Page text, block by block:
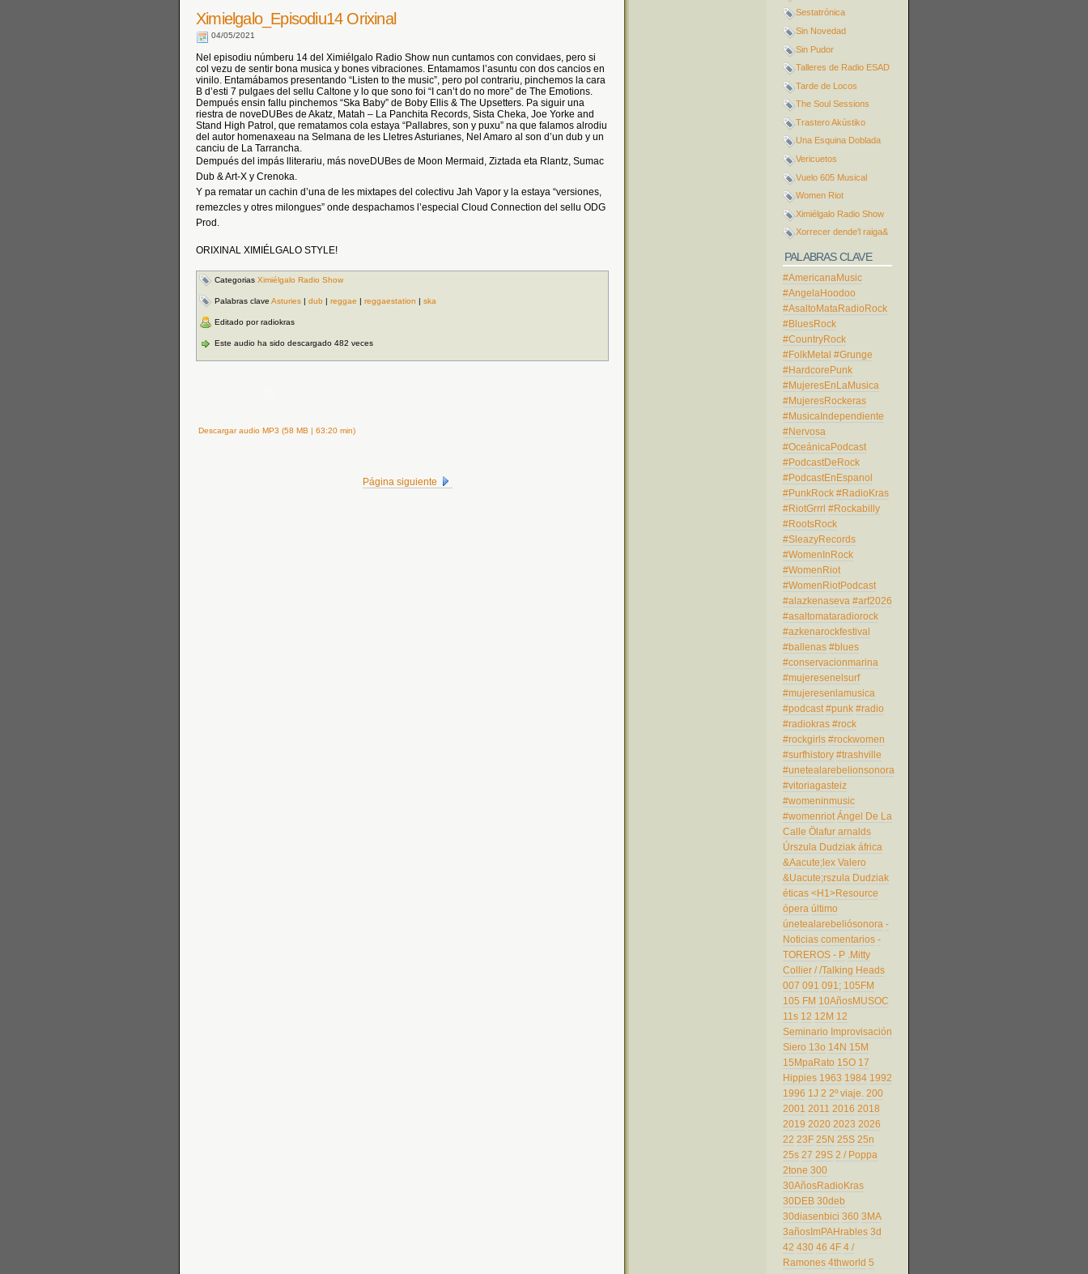
Ximielgalo_Episodiu14 Orixinal
04/05/2021
Nel episodiu númberu 14 del Ximiélgalo Radio Show nun cuntamos con convidaes, pero si
col vezu de sentir bona musica y bones vibraciones. Entamamos l’asuntu con dos cancios en
vinilo. Entamábamos presentando “Listen to the music”, pero pol contrariu, pinchemos la cara
B d’esti 7 pulgaes del sellu Caltone y lo que sono foi “I can’t do no more” de The Emotions.
Dempués ensin fallu pinchemos “Ska Baby” de Boby Ellis & The Upsetters. Pa siguir una
riestra de noveDUBes de Akatz, Matah – La Panchita Records, Sista Cheka, Joe Yorke and
Stand High Patrol, que rematamos cola estaya “Pallabres, son y puxu” na que falamos alrodiu
del autor homenaxeau na Selmana de les Lletres Asturianes, Nel Amaro al son d’un dub y un
canciu de La Tarrancha.
Dempués del impás lliterariu, más noveDUBes de Moon Mermaid, Ziztada eta Rlantz, Sumac
Dub & Art-X y Crenoka.
Y pa rematar un cachin d’una de les mixtapes del colectivu Jah Vapor y la estaya “versiones,
remezcles y otres milongues” onde despachamos l’especial Cloud Connection del sellu ODG
Prod.
ORIXINAL XIMIÉLGALO STYLE!
Categorias Ximiélgalo Radio Show
Palabras clave Asturies | dub | reggae | reggaestation | ska
Editado por radiokras
Este audio ha sido descargado 482 veces
Descargar audio MP3 (58 MB | 63:20 min)
Página siguiente
Sestatrónica
Sin Novedad
Sin Pudor
Talleres de Radio ESAD
Tarde de Locos
The Soul Sessions
Trastero Akústiko
Una Esquina Doblada
Vericuetos
Vuelo 605 Musical
Women Riot
Ximiélgalo Radio Show
Xorrecer dende'l raiga&
PALABRAS CLAVE
#AmericanaMusic
#AngelaHoodoo
#AsaltoMataRadioRock
#BluesRock
#CountryRock
#FolkMetal #Grunge
#HardcorePunk
#MujeresEnLaMusica
#MujeresRockeras
#MusicaIndependiente
#Nervosa
#OceánicaPodcast
#PodcastDeRock
#PodcastEnEspanol
#PunkRock #RadioKras
#RiotGrrrl #Rockabilly
#RootsRock
#SleazyRecords
#WomenInRock
#WomenRiot
#WomenRiotPodcast
#alazkenaseva #arf2026
#asaltomataradiorock
#azkenarockfestival
#ballenas #blues
#conservacionmarina
#mujeresenelsurf
#mujeresenlamusica
#podcast #punk #radio
#radiokras #rock
#rockgirls #rockwomen
#surfhistory #trashville
#unetealarebelionsonora
#vitoriagasteiz
#womeninmusic
#womenriot Ángel De La
Calle Ölafur arnalds
Úrszula Dudziak áfrica
&Aacute;lex Valero
&Uacute;rszula Dudziak
éticas <H1>Resource
ópera último
únetealarebeliósonora -
Noticias comentarios -
TOREROS - P .Mitty
Collier / /Talking Heads
007 091 091; 105FM
105 FM 10AñosMUSOC
11s 12 12M 12
Seminario Improvisación
Siero 13o 14N 15M
15MpaRato 15O 17
Hippies 1963 1984 1992
1996 1J 2 2º viaje. 200
2001 2011 2016 2018
2019 2020 2023 2026
22 23F 25N 25S 25n
25s 27 29S 2 / Poppa
2tone 300
30AñosRadioKras
30DEB 30deb
30diasenbici 360 3MA
3añosImPAHrables 3d
42 430 46 4F 4 /
Ramones 4thworld 5